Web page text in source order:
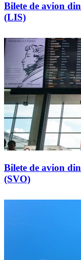
Bilete de avion
(LIS)
Bilete de avion
(SVO)